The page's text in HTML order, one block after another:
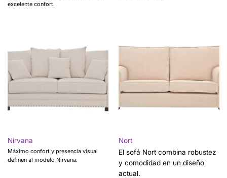
excelente confort.
Nirvana
Máximo confort y presencia visual
definen al modelo Nirvana.
Nort
El sofá Nort combina robustez
y comodidad en un diseño
actual.